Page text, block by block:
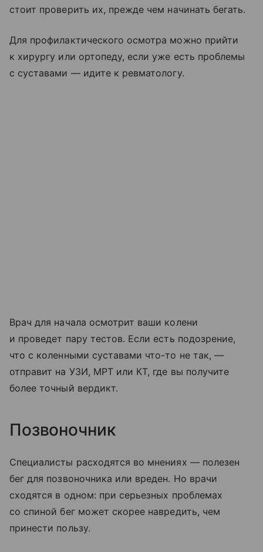
стоит проверить их, прежде чем начинать бегать.
Для профилактического осмотра можно прийти
к хирургу или ортопеду, если уже есть проблемы
с суставами — идите к ревматологу.
Врач для начала осмотрит ваши колени
и проведет пару тестов. Если есть подозрение,
что с коленными суставами что-то не так, —
отправит на УЗИ, МРТ или КТ, где вы получите
более точный вердикт.
Позвоночник
Специалисты расходятся во мнениях — полезен
бег для позвоночника или вреден. Но врачи
сходятся в одном: при серьезных проблемах
со спиной бег может скорее навредить, чем
принести пользу.